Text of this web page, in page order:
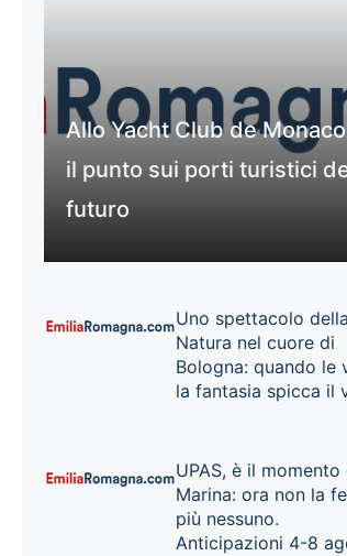
Allo Yacht Club de Monaco
il punto sui porti turistici
futuro
Uno spettacolo della
Natura nel cuore di
Bologna: quando le
la fantasia spicca il
UPAS, è il momento
Marina: ora non la
più nessuno.
Anticipazioni 4-8